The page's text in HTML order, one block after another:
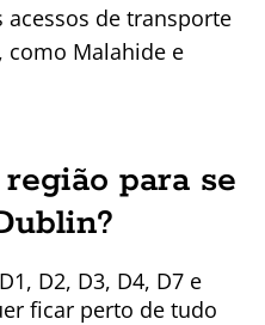
de transporte
como Malahide e
para se
D2, D3, D4, D7 e
ficar perto de tudo